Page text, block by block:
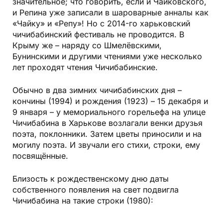
и Репина уже записали в шароварные анналы как
«Чайку» и «Репу»! Но с 2014-го харьковский
чичибабинский фестиваль не проводится. В
Крыму же – наряду со Шмелёвскими,
Бунинскими и другими чтениями уже несколько
лет проходят чтения Чичибабинские.
Обычно в два зимних чичибабинских дня –
кончины (1994) и рождения (1923) – 15 декабря и
9 января – у мемориального горельефа на улице
Чичибабина в Харькове возлагали венки друзья
поэта, поклонники. Затем цветы приносили и на
могилу поэта. И звучали его стихи, строки, ему
посвящённые.
Близость к рождественскому дню даты
собственного появления на свет подвигла
Чичибабина на такие строки (1980):